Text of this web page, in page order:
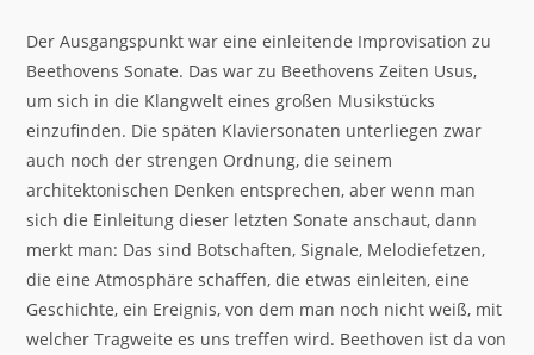
Der Ausgangspunkt war eine einleitende Improvisation zu
Beethovens Sonate. Das war zu Beethovens Zeiten Usus,
um sich in die Klangwelt eines großen Musikstücks
einzufinden. Die späten Klaviersonaten unterliegen zwar
auch noch der strengen Ordnung, die seinem
architektonischen Denken entsprechen, aber wenn man
sich die Einleitung dieser letzten Sonate anschaut, dann
merkt man: Das sind Botschaften, Signale, Melodiefetzen,
die eine Atmosphäre schaffen, die etwas einleiten, eine
Geschichte, ein Ereignis, von dem man noch nicht weiß, mit
welcher Tragweite es uns treffen wird. Beethoven ist da von